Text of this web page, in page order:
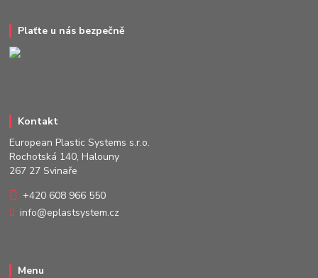
Plaťte u nás bezpečně
Kontakt
European Plastic Systems s.r.o.
Rochotská 140, Halouny
267 27 Svinaře
+420 608 966 550
info@eplastsystem.cz
Menu